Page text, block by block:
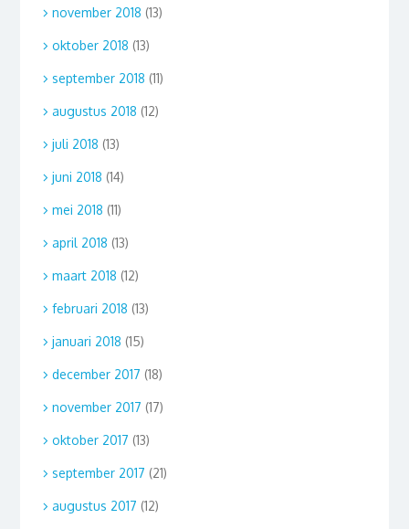
november 2018 (13)
oktober 2018 (13)
september 2018 (11)
augustus 2018 (12)
juli 2018 (13)
juni 2018 (14)
mei 2018 (11)
april 2018 (13)
maart 2018 (12)
februari 2018 (13)
januari 2018 (15)
december 2017 (18)
november 2017 (17)
oktober 2017 (13)
september 2017 (21)
augustus 2017 (12)